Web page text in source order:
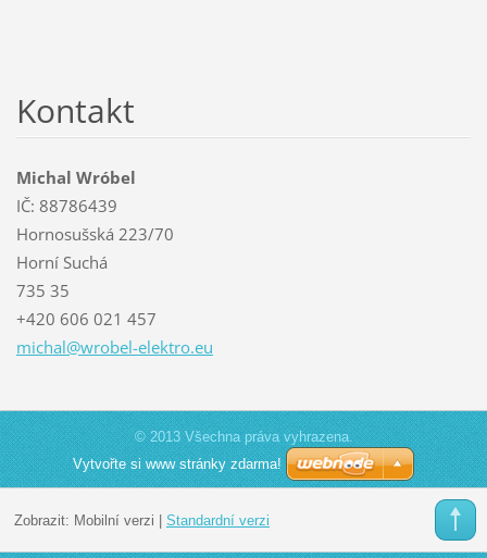
Kontakt
Michal Wróbel
IČ: 88786439
Hornosušská 223/70
Horní Suchá
735 35
+420 606 021 457
michal@wrobel-elektro.eu
© 2013 Všechna práva vyhrazena.
Vytvořte si www stránky zdarma!
Zobrazit: Mobilní verzi Standardní verzi